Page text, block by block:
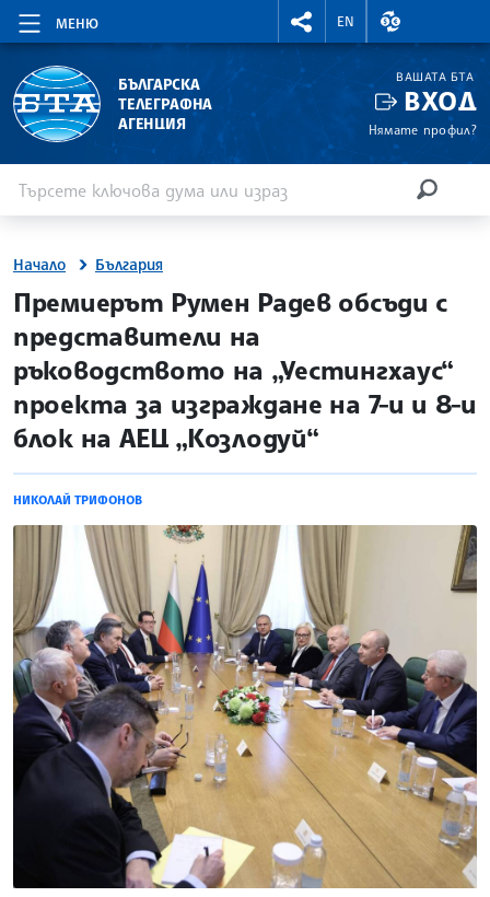
МЕНЮ
RIGHTMENU.SOCIAL
EN
ВАЛУТНИ
БЪЛГАРСКА
ТЕЛЕГРАФНА
АГЕНЦИЯ
ВАШАТА БТА
ВХОД
Нямате профил?
Начало България
site.bta
Премиерът Румен Радев обсъди с
представители на
ръководството на „Уестингхаус“
проекта за изграждане на 7-и и 8-и
блок на АЕЦ „Козлодуй“
НИКОЛАЙ ТРИФОНОВ